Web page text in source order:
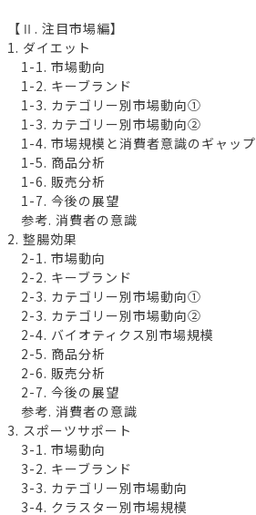
【Ⅱ. 注目市場編】
1. ダイエット
1-1. 市場動向
1-2. キーブランド
1-3. カテゴリー別市場動向①
1-3. カテゴリー別市場動向②
1-4. 市場規模と消費者意識のギャップ
1-5. 商品分析
1-6. 販売分析
1-7. 今後の展望
参考. 消費者の意識
2. 整腸効果
2-1. 市場動向
2-2. キーブランド
2-3. カテゴリー別市場動向①
2-3. カテゴリー別市場動向②
2-4. バイオティクス別市場規模
2-5. 商品分析
2-6. 販売分析
2-7. 今後の展望
参考. 消費者の意識
3. スポーツサポート
3-1. 市場動向
3-2. キーブランド
3-3. カテゴリー別市場動向
3-4. クラスター別市場規模